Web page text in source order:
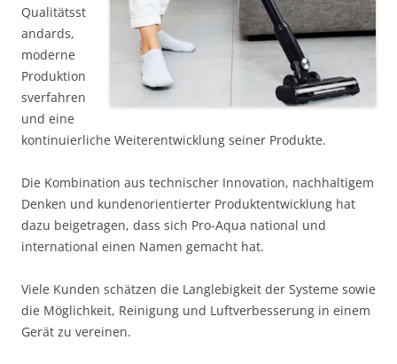
Qualitätsst
andards,
moderne
Produktion
sverfahren
und eine
kontinuierliche Weiterentwicklung seiner Produkte.
Die Kombination aus technischer Innovation, nachhaltigem
Denken und kundenorientierter Produktentwicklung hat
dazu beigetragen, dass sich Pro-Aqua national und
international einen Namen gemacht hat.
Viele Kunden schätzen die Langlebigkeit der Systeme sowie
die Möglichkeit, Reinigung und Luftverbesserung in einem
Gerät zu vereinen.